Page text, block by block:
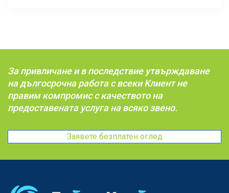
За привличане и в последствие утвърждаване
на дългосрочна работа с всеки Kлиент не
правим компромис с качеството на
предоставената услуга на всяко звено.
Заявете безплатен оглед